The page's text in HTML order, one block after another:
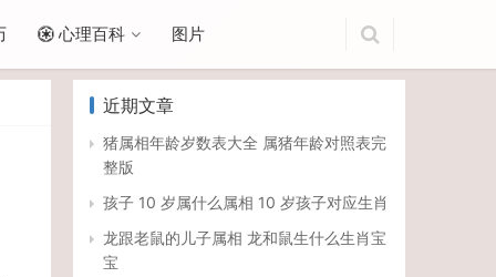
心理百科 图片
近期文章
猪属相年龄岁数表大全 属猪年龄对照表完
整版
孩子 10 岁属什么属相 10 岁孩子对应生肖
龙跟老鼠的儿子属相 龙和鼠生什么生肖宝
宝